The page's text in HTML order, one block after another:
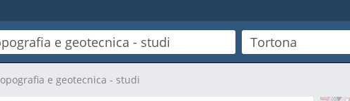
e geotecnica - studi